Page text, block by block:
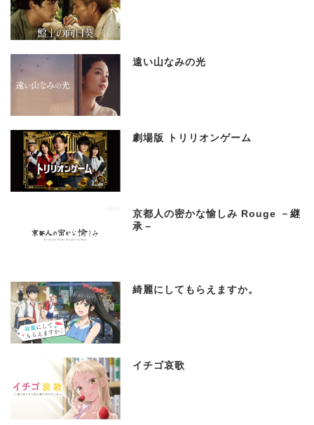
遠い山なみの光
劇場版 トリリオンゲーム
京都人の密かな愉しみ Rouge －継
承－
綺麗にしてもらえますか。
イチゴ哀歌